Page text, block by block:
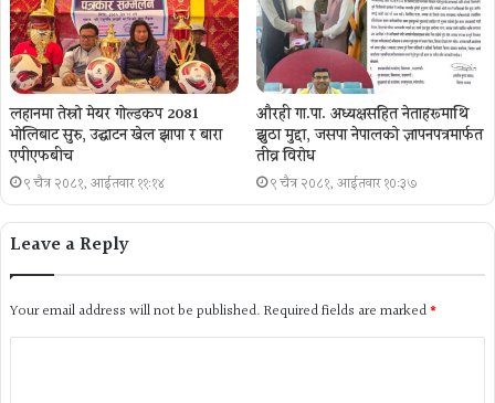
लहानमा तेस्रो मेयर गोल्डकप 2081
भोलिबाट सुरु, उद्घाटन खेल झापा र बारा
एपीएफबीच
९ चैत्र २०८१, आईतवार ११:१४
औरही गा.पा. अध्यक्षसहित नेताहरूमाथि
झुठा मुद्दा, जसपा नेपालको ज्ञापनपत्रमार्फत
तीव्र विरोध
९ चैत्र २०८१, आईतवार १०:३७
Leave a Reply
Your email address will not be published. Required fields are marked*